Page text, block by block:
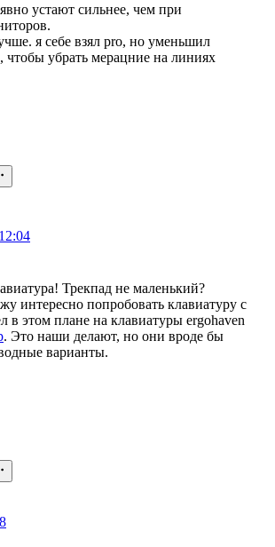
устают сильнее, чем при
я себе взял pro, но уменьшил
чтобы убрать мерацние на линиях
Трекпад не маленький?
интересно попробовать клавиатуру с
в этом плане на клавиатуры ergohaven
. Это наши делают, но они вроде бы
варианты.